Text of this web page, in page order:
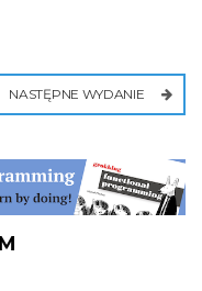
NASTĘPNE WYDANIE